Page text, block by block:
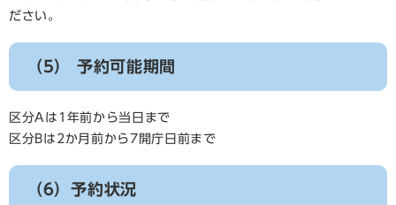
ださい。
（5） 予約可能期間
区分Aは1年前から当日まで
区分Bは2か月前から7開庁日前まで
（6）予約状況